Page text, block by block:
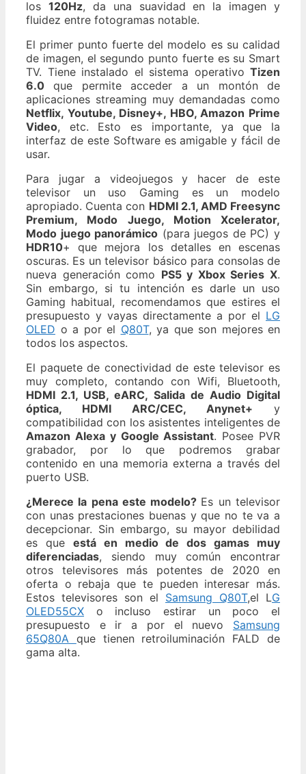
los 120Hz, da una suavidad en la imagen y
fluidez entre fotogramas notable.
El primer punto fuerte del modelo es su calidad
de imagen, el segundo punto fuerte es su Smart
TV. Tiene instalado el sistema operativo Tizen
6.0 que permite acceder a un montón de
aplicaciones streaming muy demandadas como
Netflix, Youtube, Disney+, HBO, Amazon Prime
Video, etc. Esto es importante, ya que la
interfaz de este Software es amigable y fácil de
usar.
Para jugar a videojuegos y hacer de este
televisor un uso Gaming es un modelo
apropiado. Cuenta con HDMI 2.1, AMD Freesync
Premium, Modo Juego, Motion Xcelerator,
Modo juego panorámico (para juegos de PC) y
HDR10+ que mejora los detalles en escenas
oscuras. Es un televisor básico para consolas de
nueva generación como PS5 y Xbox Series X.
Sin embargo, si tu intención es darle un uso
Gaming habitual, recomendamos que estires el
presupuesto y vayas directamente a por el LG
OLED o a por el Q80T, ya que son mejores en
todos los aspectos.
El paquete de conectividad de este televisor es
muy completo, contando con Wifi, Bluetooth,
HDMI 2.1, USB, eARC, Salida de Audio Digital
óptica, HDMI ARC/CEC, Anynet+ y
compatibilidad con los asistentes inteligentes de
Amazon Alexa y Google Assistant. Posee PVR
grabador, por lo que podremos grabar
contenido en una memoria externa a través del
puerto USB.
¿Merece la pena este modelo? Es un televisor
con unas prestaciones buenas y que no te va a
decepcionar. Sin embargo, su mayor debilidad
es que está en medio de dos gamas muy
diferenciadas, siendo muy común encontrar
otros televisores más potentes de 2020 en
oferta o rebaja que te pueden interesar más.
Estos televisores son el Samsung Q80T,el LG
OLED55CX o incluso estirar un poco el
presupuesto e ir a por el nuevo Samsung
65Q80A que tienen retroiluminación FALD de
gama alta.